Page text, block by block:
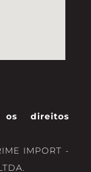
os direitos
IMPORT -